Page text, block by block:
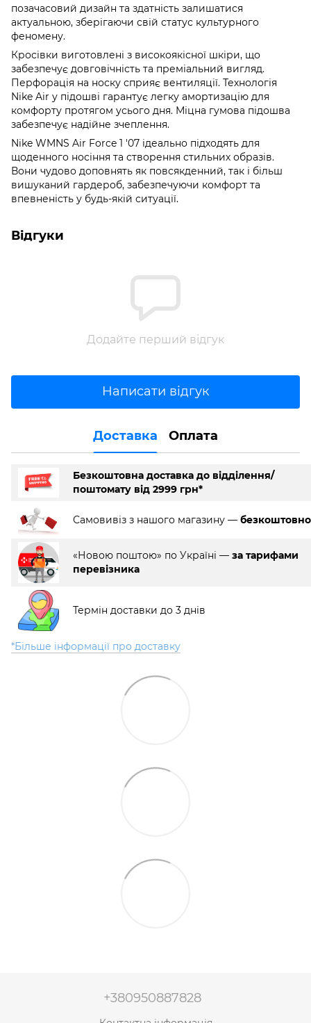
позачасовий дизайн та здатність залишатися
актуальною, зберігаючи свій статус культурного
феномену.
Кросівки виготовлені з високоякісної шкіри, що
забезпечує довговічність та преміальний вигляд.
Перфорація на носку сприяє вентиляції. Технологія
Nike Air у підошві гарантує легку амортизацію для
комфорту протягом усього дня. Міцна гумова підошва
забезпечує надійне зчеплення.
Nike WMNS Air Force 1 '07 ідеально підходять для
щоденного носіння та створення стильних образів.
Вони чудово доповнять як повсякденний, так і більш
вишуканий гардероб, забезпечуючи комфорт та
впевненість у будь-якій ситуації.
Відгуки
Додайте перший відгук
Написати відгук
Доставка Оплата
Безкоштовна доставка до відділення/
поштомату від 2999 грн*
Самовивіз з нашого магазину — безкоштовно
«Новою поштою» по Україні — за тарифами
перевізника
Термін доставки до 3 днів
*Більше інформації про доставку
+380950887828